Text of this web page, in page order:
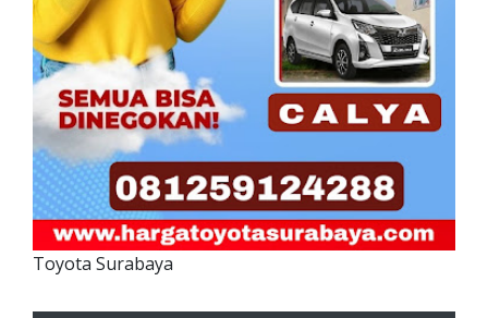
Toyota Surabaya